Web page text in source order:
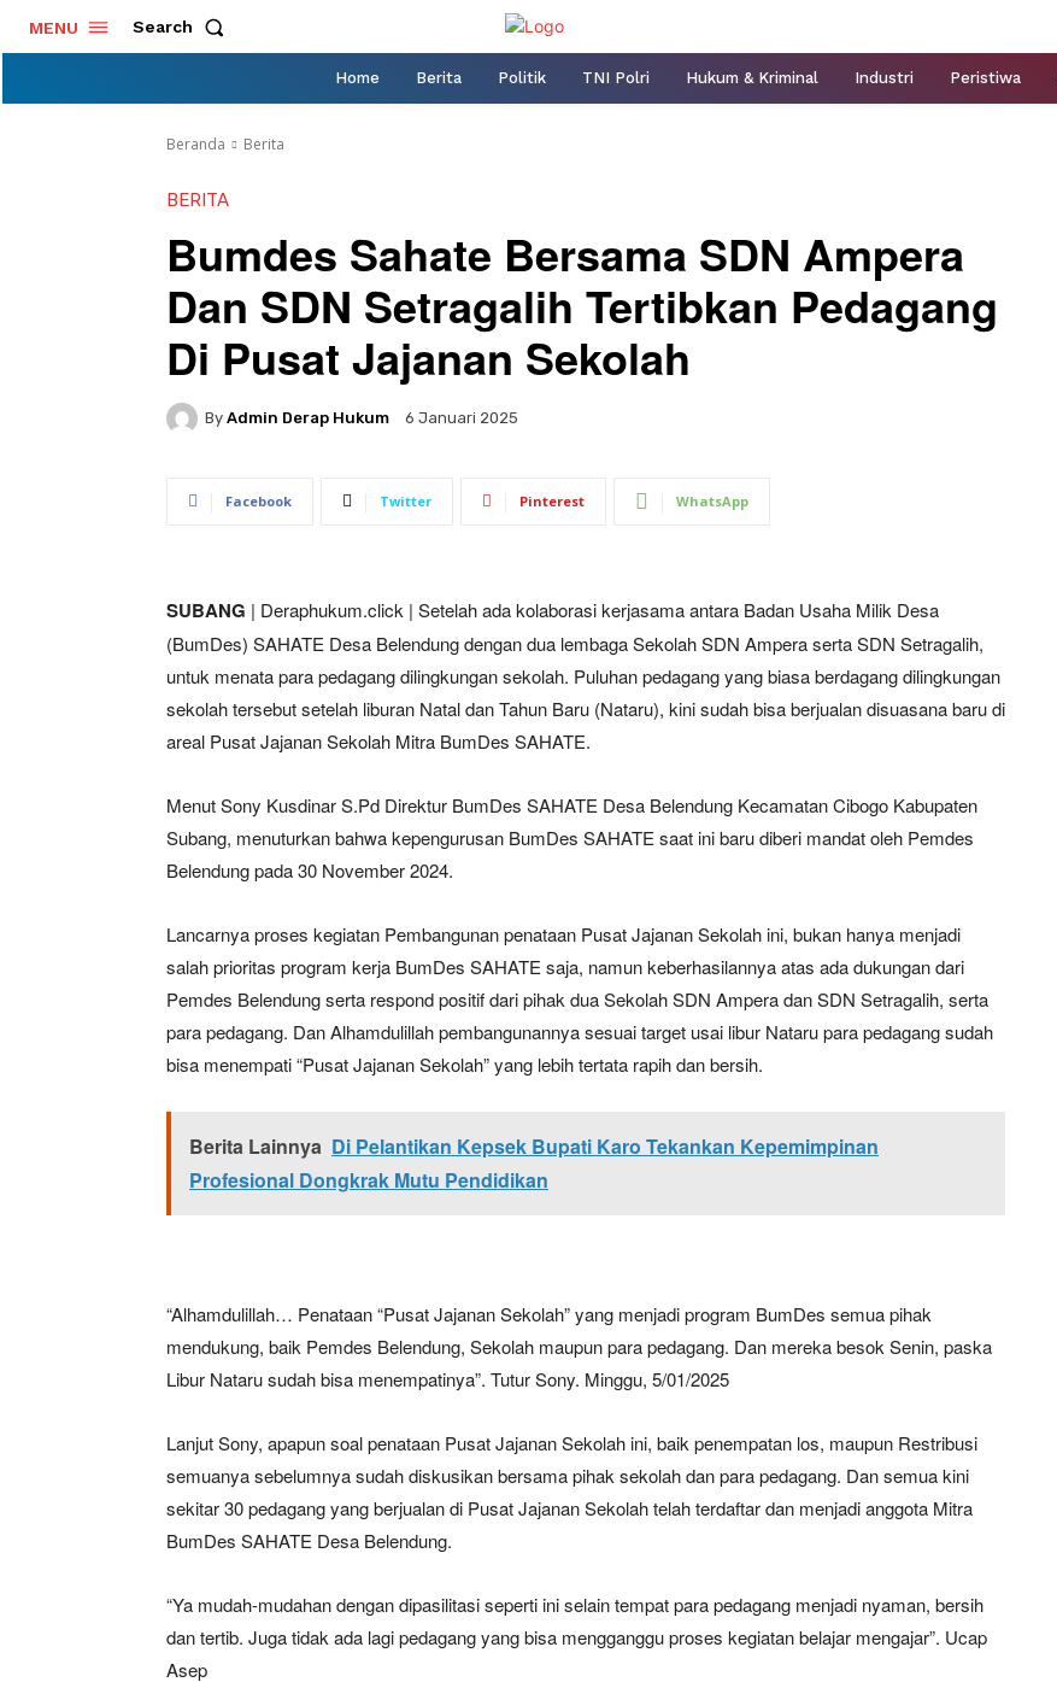
MENU Search
Home Berita Politik TNI Polri Hukum & Kriminal Industri Peristiwa
Beranda Berita
BERITA
Bumdes Sahate Bersama SDN Ampera
Dan SDN Setragalih Tertibkan Pedagang
Di Pusat Jajanan Sekolah
By Admin Derap Hukum 6 Januari 2025
Facebook Twitter Pinterest WhatsApp
SUBANG | Deraphukum.click | Setelah ada kolaborasi kerjasama antara Badan Usaha Milik Desa
(BumDes) SAHATE Desa Belendung dengan dua lembaga Sekolah SDN Ampera serta SDN Setragalih,
untuk menata para pedagang dilingkungan sekolah. Puluhan pedagang yang biasa berdagang dilingkungan
sekolah tersebut setelah liburan Natal dan Tahun Baru (Nataru), kini sudah bisa berjualan disuasana baru di
areal Pusat Jajanan Sekolah Mitra BumDes SAHATE.
Menut Sony Kusdinar S.Pd Direktur BumDes SAHATE Desa Belendung Kecamatan Cibogo Kabupaten
Subang, menuturkan bahwa kepengurusan BumDes SAHATE saat ini baru diberi mandat oleh Pemdes
Belendung pada 30 November 2024.
Lancarnya proses kegiatan Pembangunan penataan Pusat Jajanan Sekolah ini, bukan hanya menjadi
salah prioritas program kerja BumDes SAHATE saja, namun keberhasilannya atas ada dukungan dari
Pemdes Belendung serta respond positif dari pihak dua Sekolah SDN Ampera dan SDN Setragalih, serta
para pedagang. Dan Alhamdulillah pembangunannya sesuai target usai libur Nataru para pedagang sudah
bisa menempati “Pusat Jajanan Sekolah” yang lebih tertata rapih dan bersih.
Berita Lainnya Di Pelantikan Kepsek Bupati Karo Tekankan Kepemimpinan
Profesional Dongkrak Mutu Pendidikan
“Alhamdulillah… Penataan “Pusat Jajanan Sekolah” yang menjadi program BumDes semua pihak
mendukung, baik Pemdes Belendung, Sekolah maupun para pedagang. Dan mereka besok Senin, paska
Libur Nataru sudah bisa menempatinya”. Tutur Sony. Minggu, 5/01/2025
Lanjut Sony, apapun soal penataan Pusat Jajanan Sekolah ini, baik penempatan los, maupun Restribusi
semuanya sebelumnya sudah diskusikan bersama pihak sekolah dan para pedagang. Dan semua kini
sekitar 30 pedagang yang berjualan di Pusat Jajanan Sekolah telah terdaftar dan menjadi anggota Mitra
BumDes SAHATE Desa Belendung.
“Ya mudah-mudahan dengan dipasilitasi seperti ini selain tempat para pedagang menjadi nyaman, bersih
dan tertib. Juga tidak ada lagi pedagang yang bisa mengganggu proses kegiatan belajar mengajar”. Ucap
Asep